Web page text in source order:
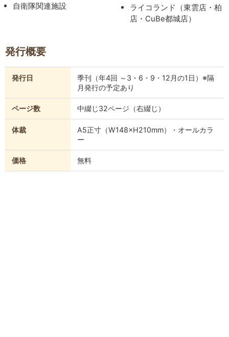
自衛隊関連施設
ライコランド（東雲店・柏
店・CuBe都城店）
発行概要
発行日
季刊（年4回 ～3・6・9・12月の1日）※隔
月発行の予定あり
ページ数 中綴じ32ページ（右綴じ）
体裁
A5正寸（W148×H210mm）・オールカラ
ー
価格 無料